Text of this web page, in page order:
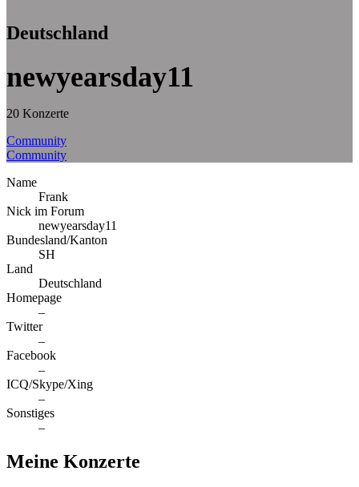
Deutschland
newyearsday11
20 Konzerte
Community
Community
Name
Frank
Nick im Forum
newyearsday11
Bundesland/Kanton
SH
Land
Deutschland
Homepage
–
Twitter
–
Facebook
–
ICQ/Skype/Xing
–
Sonstiges
–
Meine Konzerte